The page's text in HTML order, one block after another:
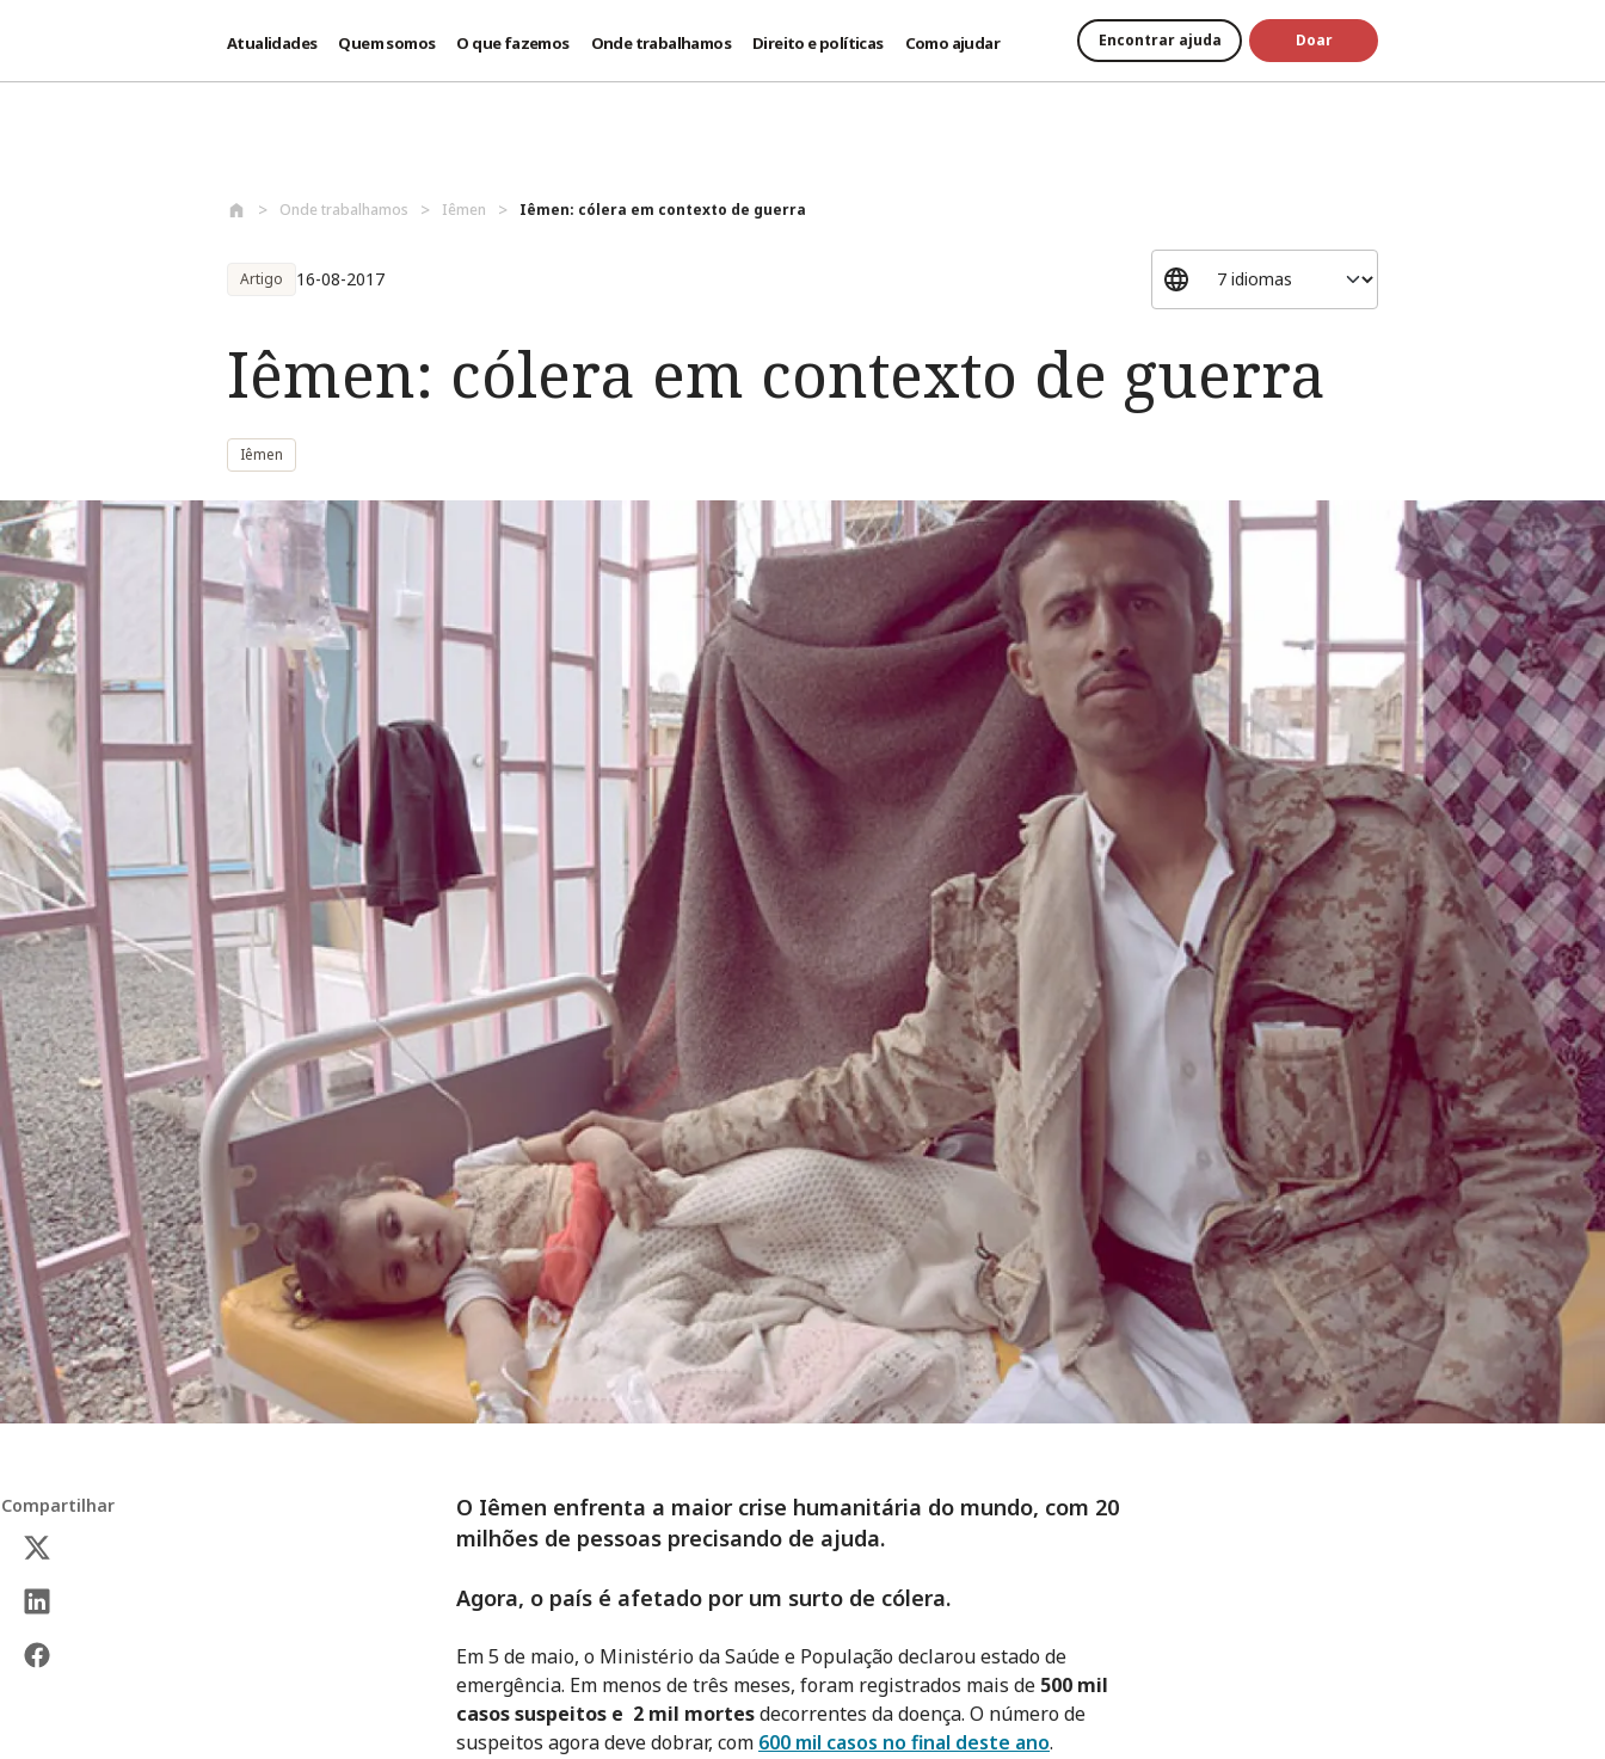
Atualidades Quem somos O que fazemos Onde trabalhamos Direito e políticas Como ajudar Encontrar ajuda Doar
Onde trabalhamos Iêmen Iêmen: cólera em contexto de guerra
Artigo 16-08-2017
Iêmen: cólera em contexto de guerra
Iêmen
Compartilhar
O Iêmen enfrenta a maior crise humanitária do mundo, com 20
milhões de pessoas precisando de ajuda.
Agora, o país é afetado por um surto de cólera.
Em 5 de maio, o Ministério da Saúde e População declarou estado de
emergência. Em menos de três meses, foram registrados mais de 500 mil
casos suspeitos e 2 mil mortesdecorrentes da doença. O número de
suspeitos agora deve dobrar, com 600 mil casos no final deste ano.